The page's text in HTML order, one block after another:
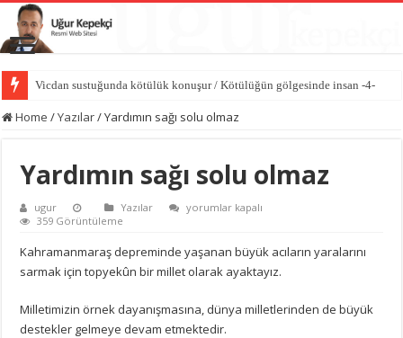
Vicdan sustuğunda kötülük konuşur / Kötülüğün gölgesinde insan -4-
Hasedin ilk cinayeti / Kötülüğün gölgesinde insan -3-
Home /Yazılar/Yardımın sağı solu olmaz
Yardımın sağı solu olmaz
ugur Yazılar
Yardımın
için
yorumlar kapalı
359 Görüntüleme
Kahramanmaraş depreminde yaşanan büyük acıların yaralarını
sarmak için topyekûn bir millet olarak ayaktayız.
Milletimizin örnek dayanışmasına, dünya milletlerinden de büyük
destekler gelmeye devam etmektedir.